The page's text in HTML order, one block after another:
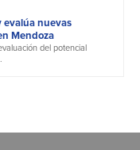
evalúa nuevas
Mendoza
del potencial